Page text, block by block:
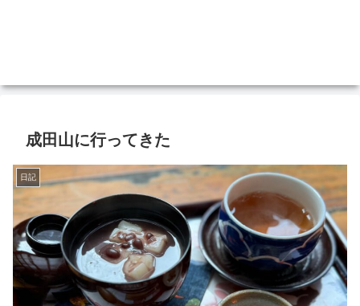
成田山に行ってきた
日記